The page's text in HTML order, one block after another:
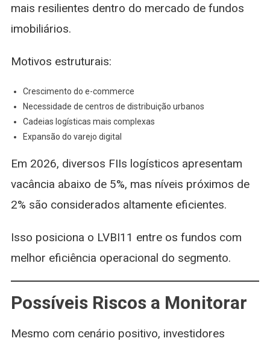
mais resilientes dentro do mercado de fundos
imobiliários.
Motivos estruturais:
Crescimento do e-commerce
Necessidade de centros de distribuição urbanos
Cadeias logísticas mais complexas
Expansão do varejo digital
Em 2026, diversos FIIs logísticos apresentam
vacância abaixo de 5%, mas níveis próximos de
2% são considerados altamente eficientes.
Isso posiciona o LVBI11 entre os fundos com
melhor eficiência operacional do segmento.
Possíveis Riscos a Monitorar
Mesmo com cenário positivo, investidores